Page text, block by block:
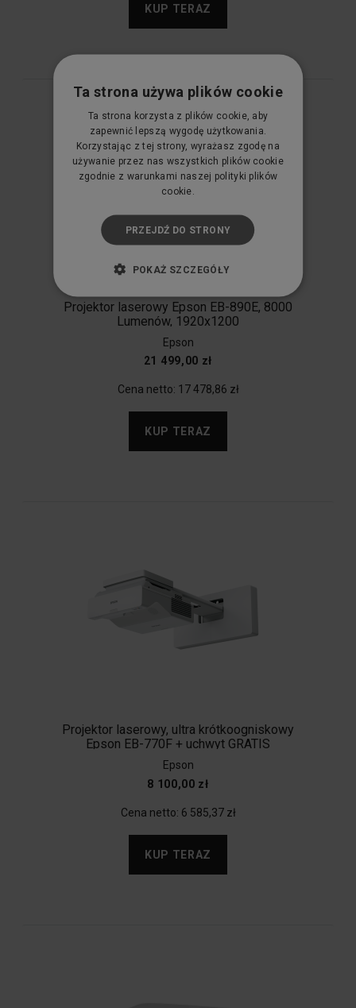
KUP TERAZ
Projektor laserowy Epson EB-890E, 8000
Lumenów, 1920x1200
Epson
21 499,00 zł
Cena netto: 17 478,86 zł
KUP TERAZ
Projektor laserowy, ultra krótkoogniskowy
Epson EB-770F + uchwyt GRATIS
Epson
8 100,00 zł
Cena netto: 6 585,37 zł
KUP TERAZ
Ta strona używa plików cookie
Ta strona korzysta z plików cookie, aby
zapewnić lepszą wygodę użytkowania.
Korzystając z tej strony, wyrażasz zgodę na
używanie przez nas wszystkich plików cookie
zgodnie z warunkami naszej polityki plików
cookie.
PRZEJDŹ DO STRONY
POKAŻ SZCZEGÓŁY